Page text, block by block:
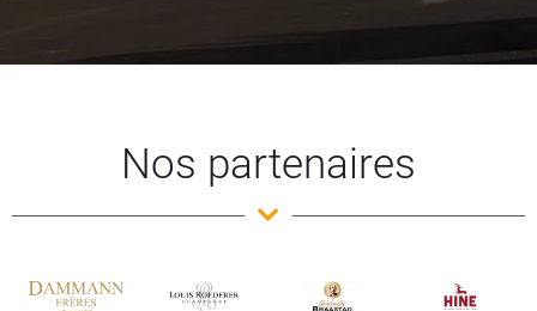
Nos partenaires